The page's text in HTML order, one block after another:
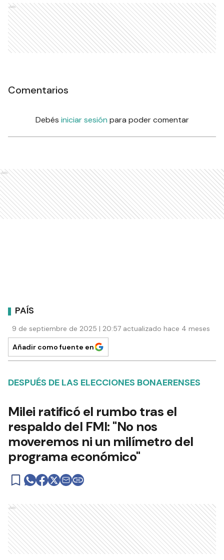
Ads
Comentarios
Debés iniciar sesión para poder comentar
Ads
PAÍS
9 de septiembre de 2025 | 20:57 actualizado hace 4 meses
Añadir como fuente en
DESPUÉS DE LAS ELECCIONES BONAERENSES
Milei ratificó el rumbo tras el
respaldo del FMI: "No nos
moveremos ni un milímetro del
programa económico"
Ads